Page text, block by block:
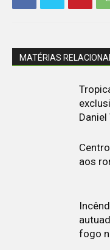
Rose
Balieiro.
MATÉRIAS
aos
fogo